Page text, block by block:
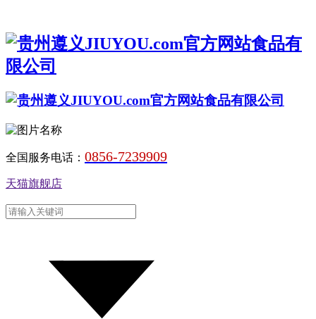
全国服务电话： 0856-7239909
天猫旗舰店